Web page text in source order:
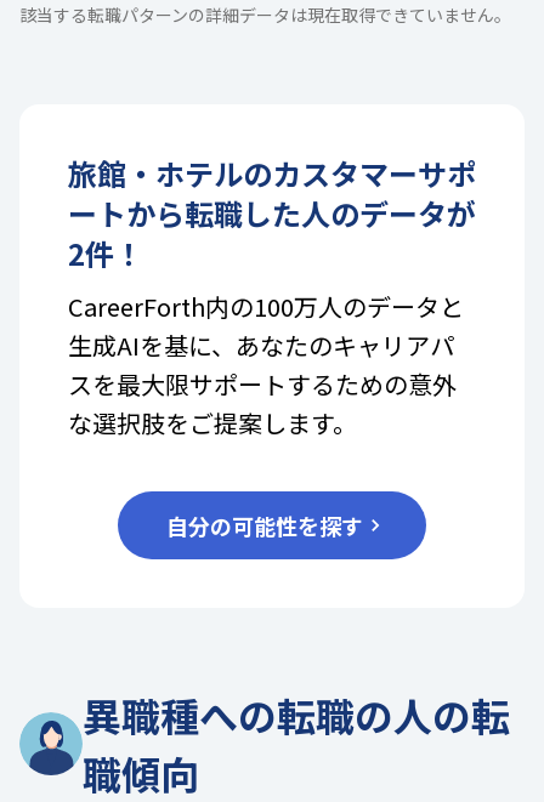
該当する転職パターンの詳細データは現在取得できていません。
旅館・ホテルのカスタマーサポ
ートから転職した人のデータが
2件！
CareerForth内の100万人のデータと
生成AIを基に、あなたのキャリアパ
スを最大限サポートするための意外
な選択肢をご提案します。
自分の可能性を探す
異職種への転職の人の転
職傾向